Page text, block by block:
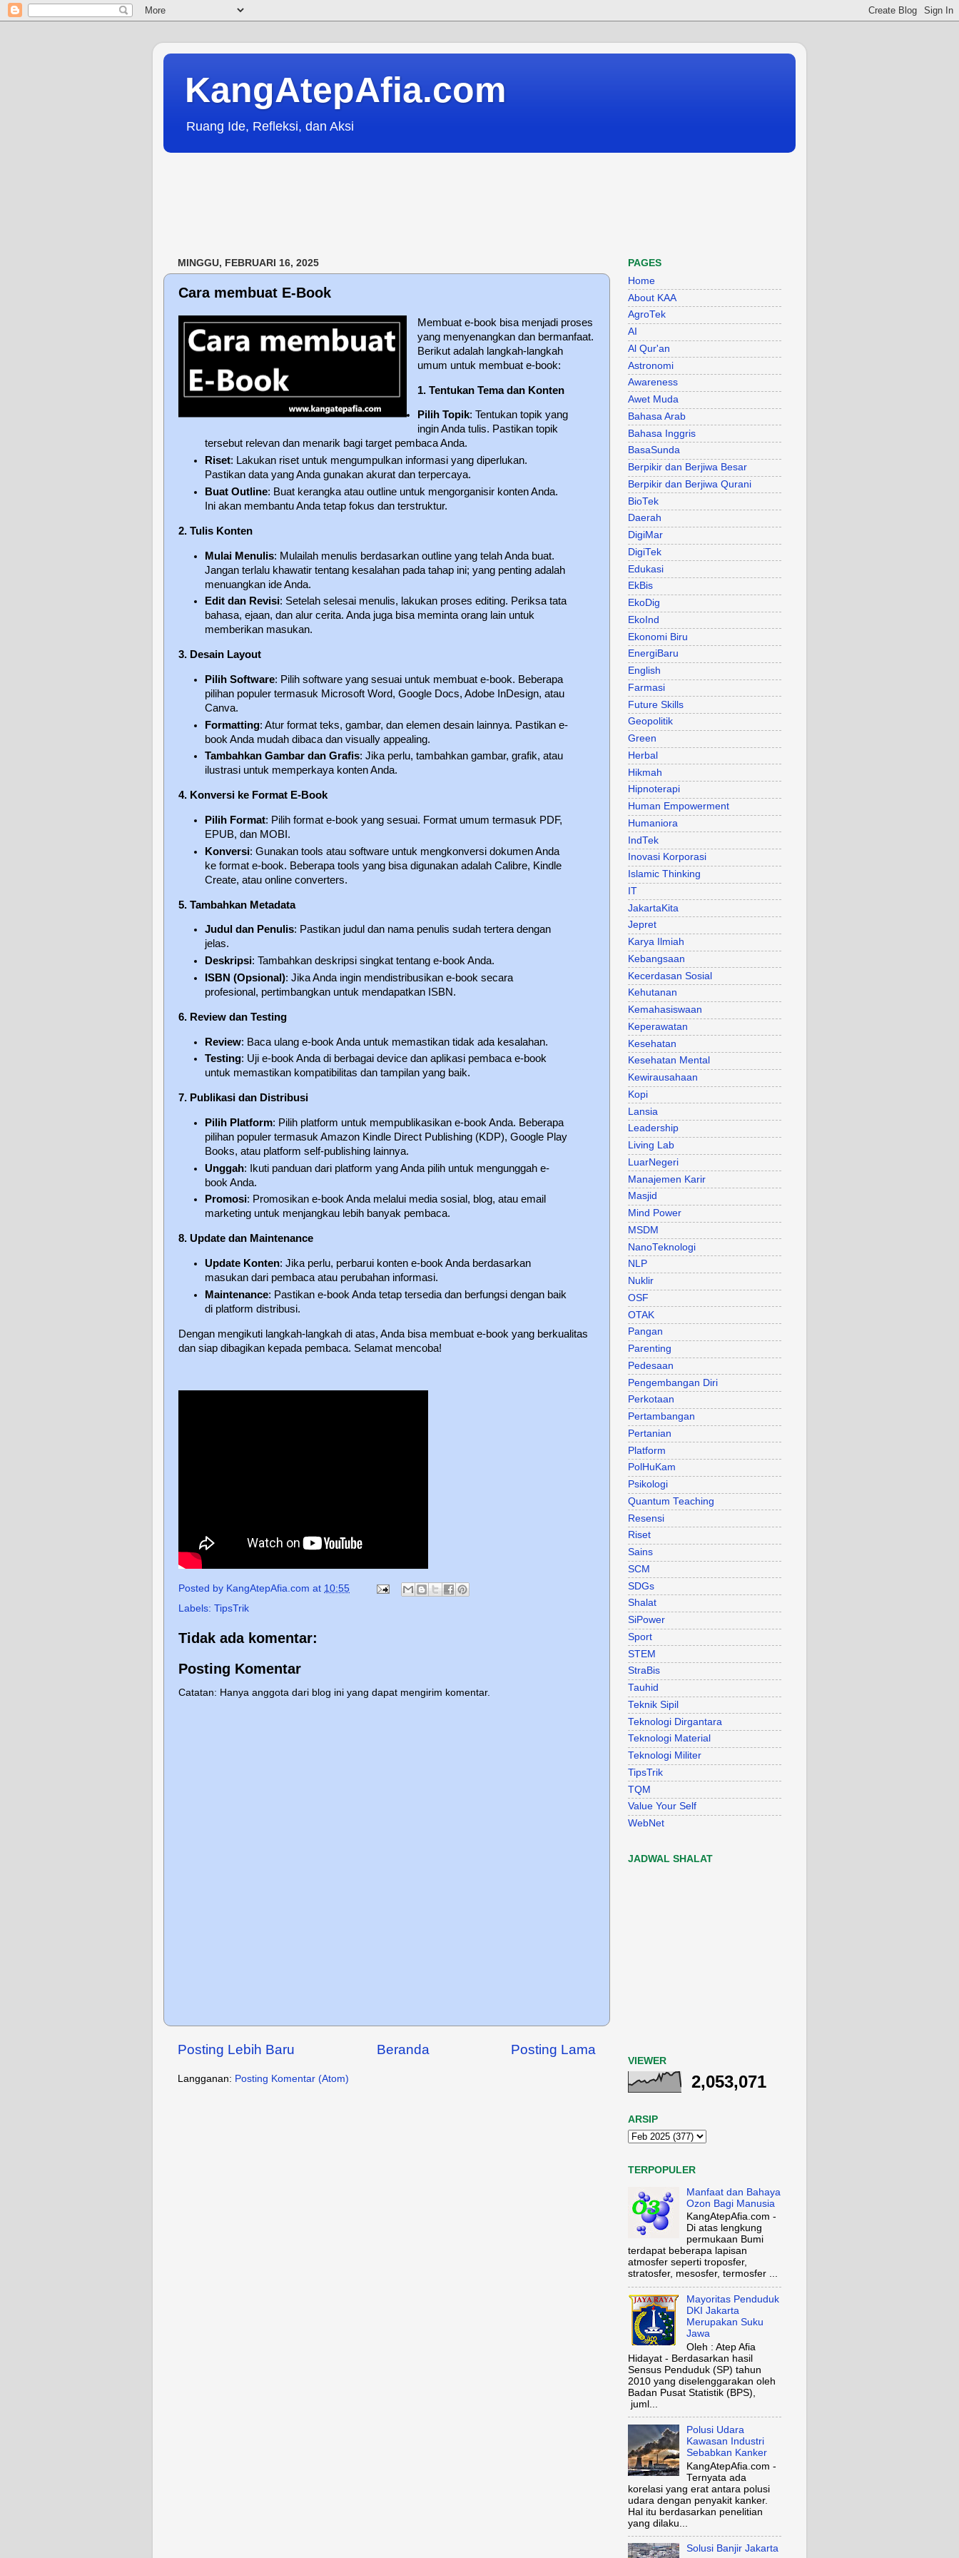
KangAtepAfia.com
Ruang Ide, Refleksi, dan Aksi
MINGGU, FEBRUARI 16, 2025
Cara membuat E-Book
Membuat e-book bisa menjadi proses
yang menyenangkan dan bermanfaat.
Berikut adalah langkah-langkah
umum untuk membuat e-book:
1. Tentukan Tema dan Konten
Pilih Topik: Tentukan topik yang
ingin Anda tulis. Pastikan topik
tersebut relevan dan menarik bagi target pembaca Anda.
Riset: Lakukan riset untuk mengumpulkan informasi yang diperlukan.
Pastikan data yang Anda gunakan akurat dan terpercaya.
Buat Outline: Buat kerangka atau outline untuk mengorganisir konten Anda.
Ini akan membantu Anda tetap fokus dan terstruktur.
2. Tulis Konten
Mulai Menulis: Mulailah menulis berdasarkan outline yang telah Anda buat.
Jangan terlalu khawatir tentang kesalahan pada tahap ini; yang penting adalah
menuangkan ide Anda.
Edit dan Revisi: Setelah selesai menulis, lakukan proses editing. Periksa tata
bahasa, ejaan, dan alur cerita. Anda juga bisa meminta orang lain untuk
memberikan masukan.
3. Desain Layout
Pilih Software: Pilih software yang sesuai untuk membuat e-book. Beberapa
pilihan populer termasuk Microsoft Word, Google Docs, Adobe InDesign, atau
Canva.
Formatting: Atur format teks, gambar, dan elemen desain lainnya. Pastikan e-
book Anda mudah dibaca dan visually appealing.
Tambahkan Gambar dan Grafis: Jika perlu, tambahkan gambar, grafik, atau
ilustrasi untuk memperkaya konten Anda.
4. Konversi ke Format E-Book
Pilih Format: Pilih format e-book yang sesuai. Format umum termasuk PDF,
EPUB, dan MOBI.
Konversi: Gunakan tools atau software untuk mengkonversi dokumen Anda
ke format e-book. Beberapa tools yang bisa digunakan adalah Calibre, Kindle
Create, atau online converters.
5. Tambahkan Metadata
Judul dan Penulis: Pastikan judul dan nama penulis sudah tertera dengan
jelas.
Deskripsi: Tambahkan deskripsi singkat tentang e-book Anda.
ISBN (Opsional): Jika Anda ingin mendistribusikan e-book secara
profesional, pertimbangkan untuk mendapatkan ISBN.
6. Review dan Testing
Review: Baca ulang e-book Anda untuk memastikan tidak ada kesalahan.
Testing: Uji e-book Anda di berbagai device dan aplikasi pembaca e-book
untuk memastikan kompatibilitas dan tampilan yang baik.
7. Publikasi dan Distribusi
Pilih Platform: Pilih platform untuk mempublikasikan e-book Anda. Beberapa
pilihan populer termasuk Amazon Kindle Direct Publishing (KDP), Google Play
Books, atau platform self-publishing lainnya.
Unggah: Ikuti panduan dari platform yang Anda pilih untuk mengunggah e-
book Anda.
Promosi: Promosikan e-book Anda melalui media sosial, blog, atau email
marketing untuk menjangkau lebih banyak pembaca.
8. Update dan Maintenance
Update Konten: Jika perlu, perbarui konten e-book Anda berdasarkan
masukan dari pembaca atau perubahan informasi.
Maintenance: Pastikan e-book Anda tetap tersedia dan berfungsi dengan baik
di platform distribusi.
Dengan mengikuti langkah-langkah di atas, Anda bisa membuat e-book yang berkualitas
dan siap dibagikan kepada pembaca. Selamat mencoba!
Posted by KangAtepAfia.com at 10:55
Labels: TipsTrik
Tidak ada komentar:
Posting Komentar
Catatan: Hanya anggota dari blog ini yang dapat mengirim komentar.
Posting Lebih Baru Posting Lama
Beranda
Langganan: Posting Komentar (Atom)
PAGES
Home
About KAA
AgroTek
AI
Al Qur'an
Astronomi
Awareness
Awet Muda
Bahasa Arab
Bahasa Inggris
BasaSunda
Berpikir dan Berjiwa Besar
Berpikir dan Berjiwa Qurani
BioTek
Daerah
DigiMar
DigiTek
Edukasi
EkBis
EkoDig
EkoInd
Ekonomi Biru
EnergiBaru
English
Farmasi
Future Skills
Geopolitik
Green
Herbal
Hikmah
Hipnoterapi
Human Empowerment
Humaniora
IndTek
Inovasi Korporasi
Islamic Thinking
IT
JakartaKita
Jepret
Karya Ilmiah
Kebangsaan
Kecerdasan Sosial
Kehutanan
Kemahasiswaan
Keperawatan
Kesehatan
Kesehatan Mental
Kewirausahaan
Kopi
Lansia
Leadership
Living Lab
LuarNegeri
Manajemen Karir
Masjid
Mind Power
MSDM
NanoTeknologi
NLP
Nuklir
OSF
OTAK
Pangan
Parenting
Pedesaan
Pengembangan Diri
Perkotaan
Pertambangan
Pertanian
Platform
PolHuKam
Psikologi
Quantum Teaching
Resensi
Riset
Sains
SCM
SDGs
Shalat
SiPower
Sport
STEM
StraBis
Tauhid
Teknik Sipil
Teknologi Dirgantara
Teknologi Material
Teknologi Militer
TipsTrik
TQM
Value Your Self
WebNet
JADWAL SHALAT
VIEWER
2,053,071
ARSIP
TERPOPULER
Manfaat dan Bahaya
Ozon Bagi Manusia
KangAtepAfia.com -
Di atas lengkung
permukaan Bumi
terdapat beberapa lapisan
atmosfer seperti troposfer,
stratosfer, mesosfer, termosfer ...
Mayoritas Penduduk
DKI Jakarta
Merupakan Suku
Jawa
Oleh : Atep Afia
Hidayat - Berdasarkan hasil
Sensus Penduduk (SP) tahun
2010 yang diselenggarakan oleh
Badan Pusat Statistik (BPS),
juml...
Polusi Udara
Kawasan Industri
Sebabkan Kanker
KangAtepAfia.com -
Ternyata ada
korelasi yang erat antara polusi
udara dengan penyakit kanker.
Hal itu berdasarkan penelitian
yang dilaku...
Solusi Banjir Jakarta